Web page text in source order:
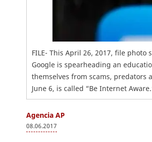
FILE- This April 26, 2017, file
Google is spearheading an
themselves from scams, predators
June 6, is called “Be Internet
Agencia AP
08.06.2017